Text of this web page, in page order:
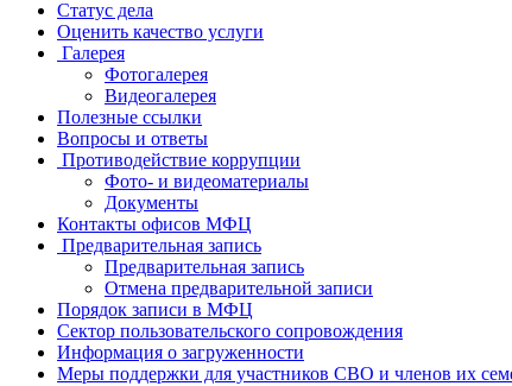
Статус дела
Оценить качество услуги
Галерея
Фотогалерея
Видеогалерея
Полезные ссылки
Вопросы и ответы
Противодействие коррупции
Фото- и видеоматериалы
Документы
Контакты офисов МФЦ
Предварительная запись
Предварительная запись
Отмена предварительной записи
Порядок записи в МФЦ
Сектор пользовательского сопровождения
Информация о загруженности
Меры поддержки для участников СВО и членов их